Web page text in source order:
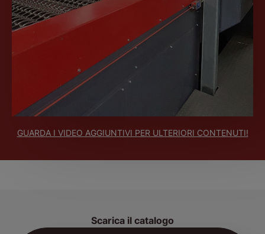
GUARDA I VIDEO AGGIUNTIVI PER ULTERIORI CONTENUTI!
Scarica il catalogo